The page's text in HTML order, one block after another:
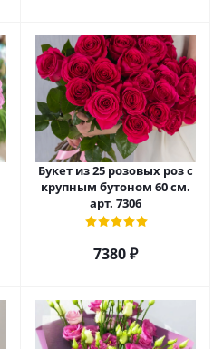
Букет из 25 розовых роз с
крупным бутоном 60 см.
арт. 7306
7380 ₽